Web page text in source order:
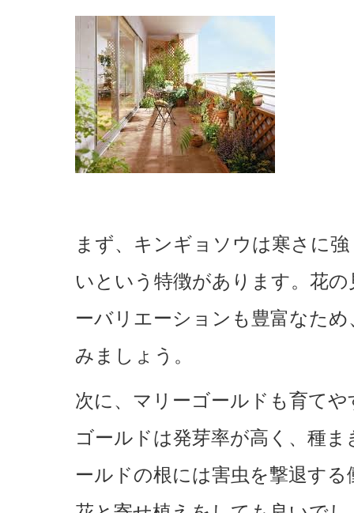
まず、キンギョソウは寒さに
いという特徴があります。花
ーバリエーションも豊富なた
みましょう。
次に、マリーゴールドも育て
ゴールドは発芽率が高く、種
ールドの根には害虫を撃退す